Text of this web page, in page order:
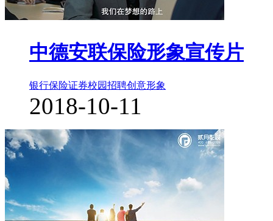
中德安联保险形象宣传片
银行保险证券校园招聘创意形象
2018-10-11